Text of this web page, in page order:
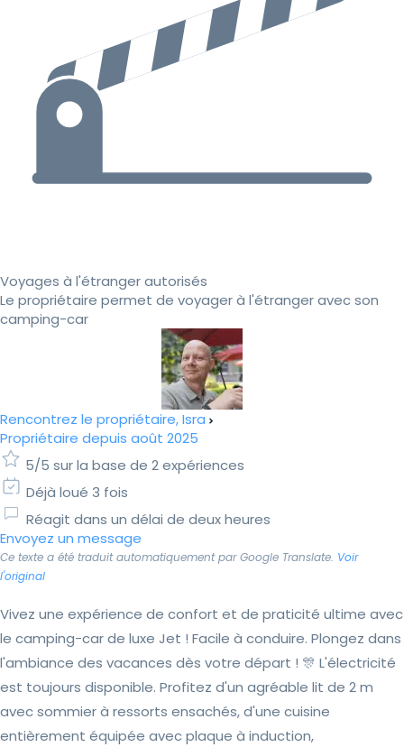
Voyages à l'étranger autorisés
Le propriétaire permet de voyager à l'étranger avec son
camping-car
Rencontrez le propriétaire, Isra
Propriétaire depuis août 2025
5/5 sur la base de 2 expériences
Déjà loué 3 fois
Réagit dans un délai de deux heures
Envoyez un message
Ce texte a été traduit automatiquement par Google Translate. Voir
l'original
Vivez une expérience de confort et de praticité ultime avec
le camping-car de luxe Jet ! Facile à conduire. Plongez dans
l'ambiance des vacances dès votre départ ! 🎊 L'électricité
est toujours disponible. Profitez d'un agréable lit de 2 m
avec sommier à ressorts ensachés, d'une cuisine
entièrement équipée avec plaque à induction,